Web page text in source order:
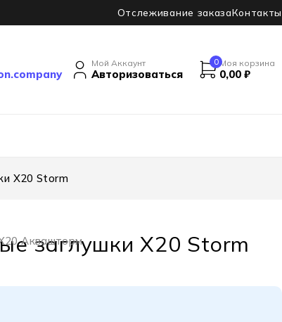
Отслеживание заказаКонтакты
Мой Аккаунт
Авторизоваться
0 Моя корзина
0,00 ₽
X20 Storm
Аквашторм
заглушки X20 Storm